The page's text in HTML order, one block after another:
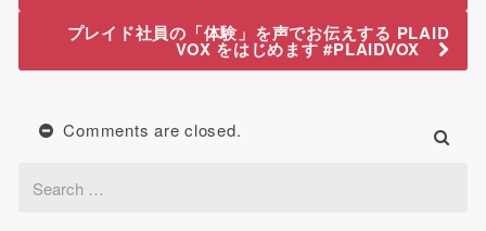
プレイド社員の「体験」を声でお伝えする PLAID
VOX をはじめます #PLAIDVOX
Comments are closed.